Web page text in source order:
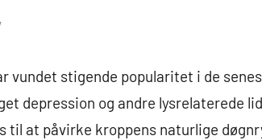
vundet stigende popularitet i de
depression og andre lysrelaterede
til at påvirke kroppens naturlige